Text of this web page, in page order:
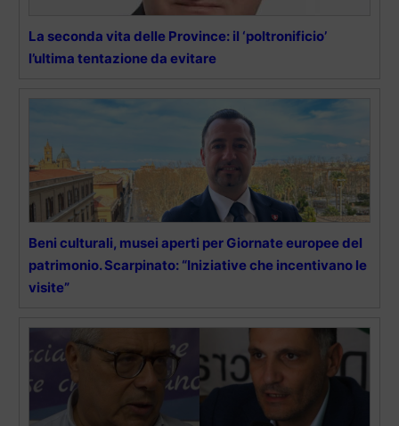
La seconda vita delle Province: il ‘poltronificio’
l’ultima tentazione da evitare
Beni culturali, musei aperti per Giornate europee del
patrimonio. Scarpinato: “Iniziative che incentivano le
visite”